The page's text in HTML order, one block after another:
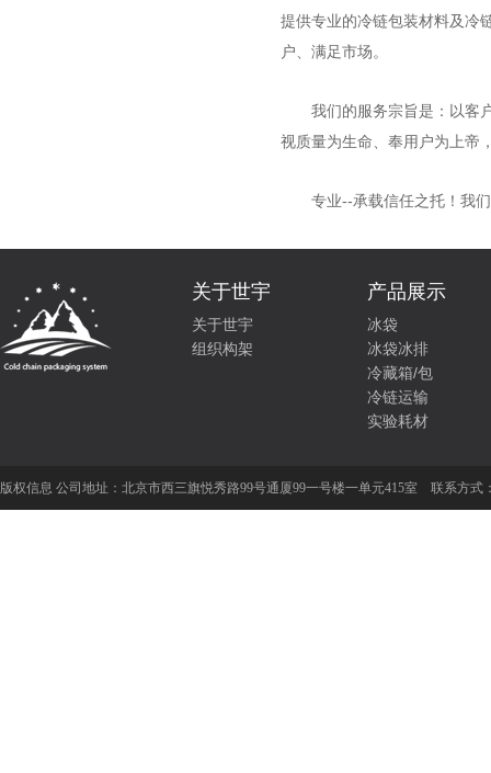
提供专业的冷链包装材料及冷
户、满足市场。
我们的服务宗旨是：以客户
视质量为生命、奉用户为上帝
专业--承载信任之托！我们
关于世宇
关于世宇
组织构架
产品展示
冰袋
冰袋冰排
冷藏箱/包
冷链运输
实验耗材
版权信息 公司地址： 北京市西三旗悦秀路99号通厦99一号楼一单元415室 联系方式